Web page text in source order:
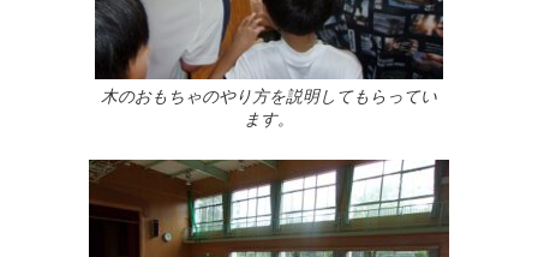
木のおもちゃのやり方を説明してもらってい
ます。